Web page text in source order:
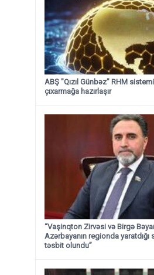
ABŞ "Qızıl Günbəz" RHM
çıxarmağa hazırlaşır
“Vaşinqton Zirvəsi və Birgə
Azərbayanın regionda
təsbit olundu”